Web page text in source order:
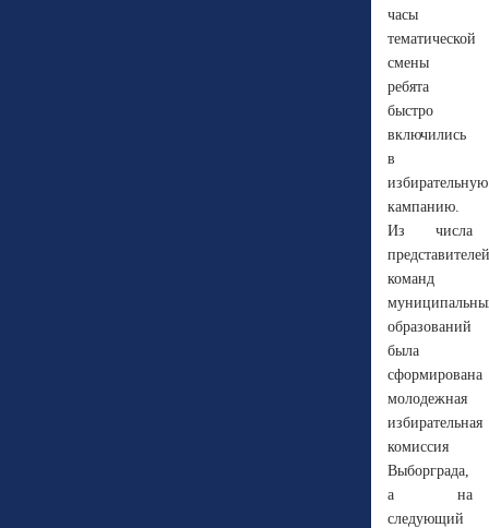
часы
тематической
смены
ребята
быстро
включились
в
избирательную
кампанию.
Из числа
представителей
команд
образований
была
сформирована
молодежная
избирательная
комиссия
Выборграда,
а на
следующий